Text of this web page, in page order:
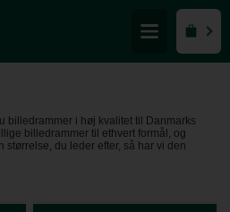
billedrammer i høj kvalitet til Danmarks
billedrammer til ethvert formål, og
størrelse, du leder efter, så har vi den